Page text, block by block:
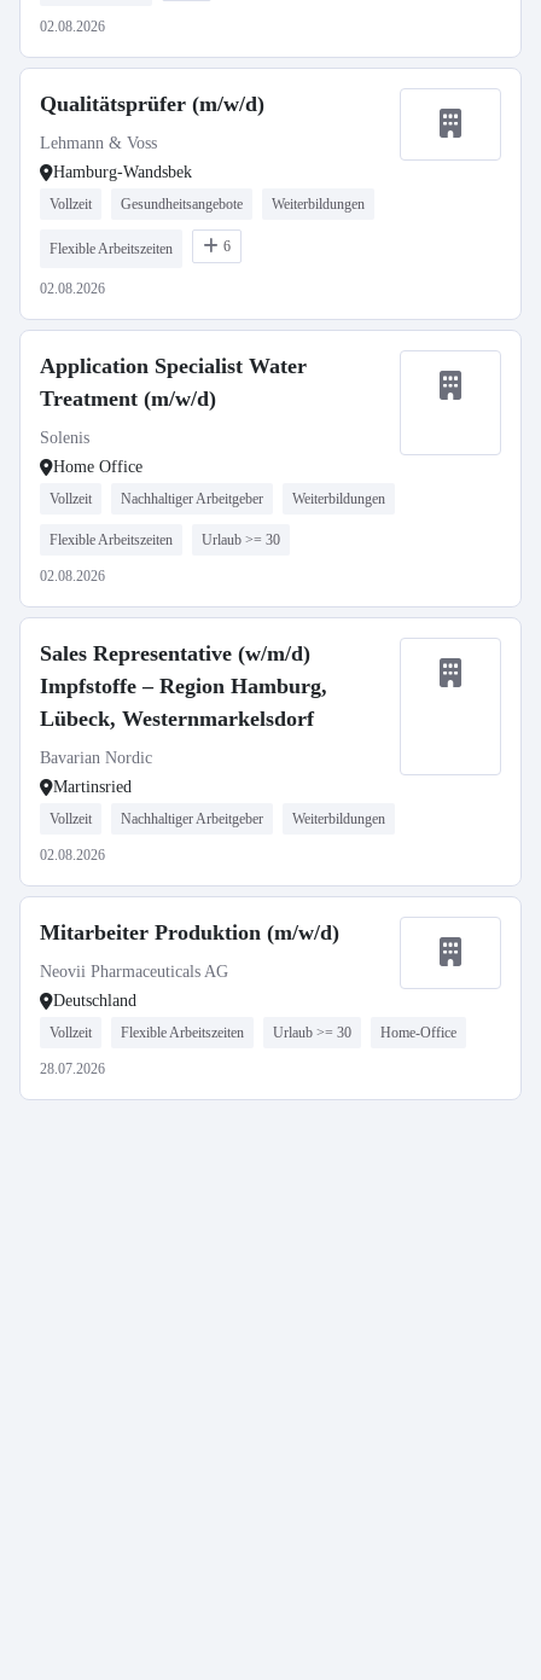
02.08.2026
Qualitätsprüfer (m/w/d)
Lehmann & Voss
Hamburg-Wandsbek
Vollzeit Gesundheitsangebote Weiterbildungen
Flexible Arbeitszeiten 6
02.08.2026
Application Specialist Water
Treatment (m/w/d)
Solenis
Home Office
Vollzeit Nachhaltiger Arbeitgeber Weiterbildungen
Flexible Arbeitszeiten Urlaub >= 30
02.08.2026
Sales Representative (w/m/d)
Impfstoffe – Region Hamburg,
Lübeck, Westernmarkelsdorf
Bavarian Nordic
Martinsried
Vollzeit Nachhaltiger Arbeitgeber Weiterbildungen
02.08.2026
Mitarbeiter Produktion (m/w/d)
Neovii Pharmaceuticals AG
Deutschland
Vollzeit Flexible Arbeitszeiten Urlaub >= 30 Home-Office
28.07.2026